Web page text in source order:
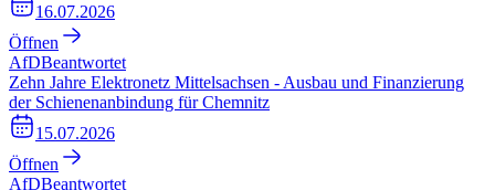
16.07.2026
Öffnen
AfDBeantwortet
Zehn Jahre Elektronetz Mittelsachsen - Ausbau und Finanzierung
der Schienenanbindung für Chemnitz
15.07.2026
Öffnen
AfDBeantwortet